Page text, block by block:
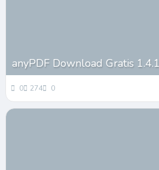
anyPDF Download Gratis 1.4.1
0 274 0